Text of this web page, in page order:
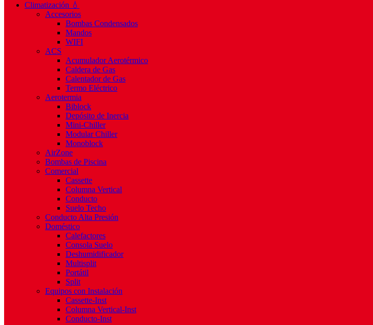
Climatización 💧
Accesorios
Bombas Condensados
Mandos
WIFI
ACS
Acumulador Aerotérmico
Caldera de Gas
Calentador de Gas
Termo Eléctrico
Aerotermia
Biblock
Depósito de Inercia
Mini-Chiller
Modular Chiller
Monoblock
AirZone
Bombas de Piscina
Comercial
Cassette
Columna Vertical
Conducto
Suelo Techo
Conducto Alta Presión
Doméstico
Calefactores
Consola Suelo
Deshumidificador
Multisplit
Portátil
Split
Equipos con Instalación
Cassette-Inst
Columna Vertical-Inst
Conducto-Inst